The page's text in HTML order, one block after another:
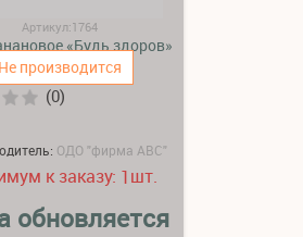
Не производится
Артикул:1764
«Будь здоров»
(0)
ОДО "фирма АВС"
к заказу: 1шт.
обновляется